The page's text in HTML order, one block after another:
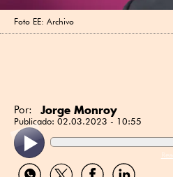
Foto EE: Archivo
Por: Jorge Monroy
Publicado: 02.03.2023 - 10:55
CompartirCompartirCompartirCompartir